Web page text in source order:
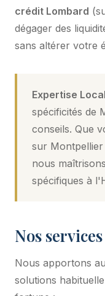
crédit Lombard
dégager des
sans altérer votre
Expertise
spécificités de
conseils. Que
sur
nous
spécifiques à
Nos
Nous apportons
solutions